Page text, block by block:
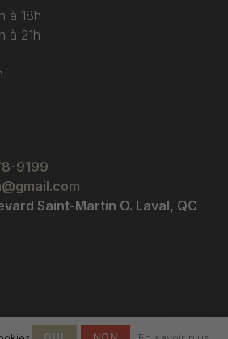
à 18h
à 21h
9199
Saint-Martin O. Laval, QC